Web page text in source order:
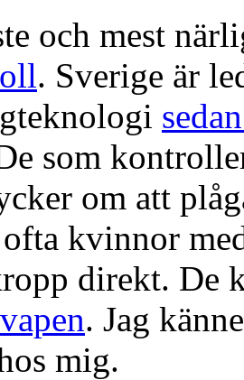
och mest
. Sverige är
som
om att
kvinnor
direkt. De
. Jag
mig.